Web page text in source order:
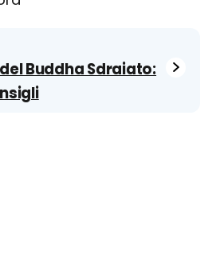
Buddha Sdraiato: